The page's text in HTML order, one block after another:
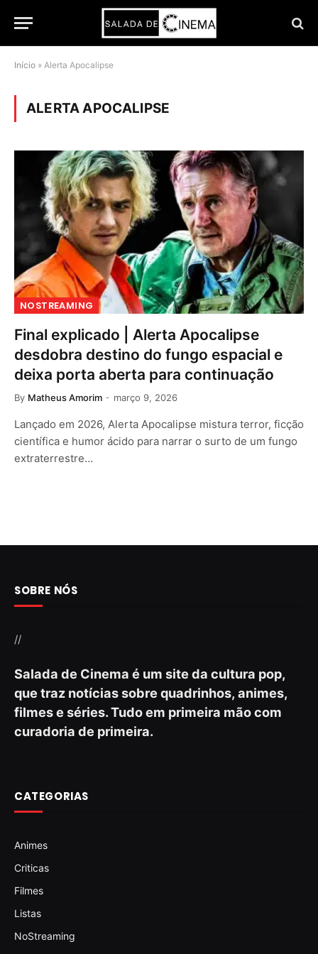
Início » Alerta Apocalipse
ALERTA APOCALIPSE
NOSTREAMING
Final explicado | Alerta Apocalipse
desdobra destino do fungo espacial e
deixa porta aberta para continuação
By Matheus Amorim março 9, 2026
Lançado em 2026, Alerta Apocalipse mistura terror, ficção
científica e humor ácido para narrar o surto de um fungo
extraterrestre…
SOBRE NÓS
//
Salada de Cinema é um site da cultura pop,
que traz notícias sobre quadrinhos, animes,
filmes e séries. Tudo em primeira mão com
curadoria de primeira.
CATEGORIAS
Animes
Criticas
Filmes
Listas
NoStreaming